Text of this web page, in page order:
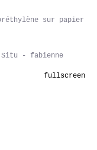
sur papier
Situ - fabienne
fullscreen